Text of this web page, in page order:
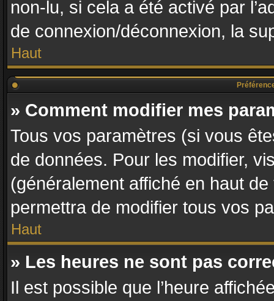
non-lu, si cela a été activé par
de connexion/déconnexion, la
Haut
» Comment modifier mes
Tous vos paramètres (si vous
de données. Pour les modifier,
(généralement affiché en haut
permettra de modifier tous vos
Haut
» Les heures ne sont pas
Il est possible que l’heure